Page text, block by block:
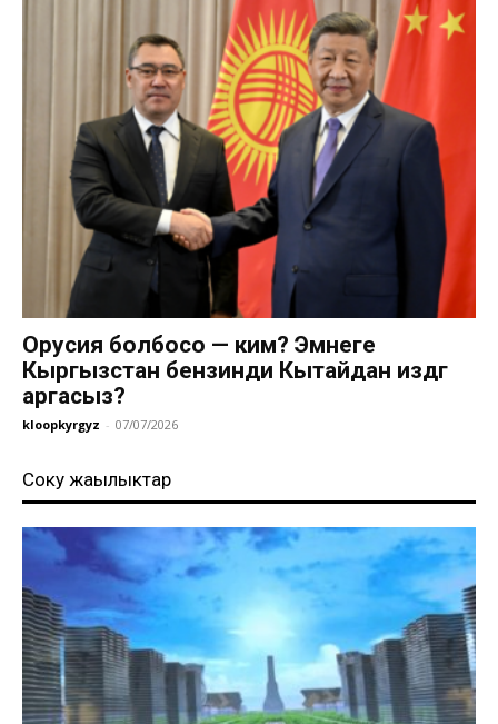
Орусия болбосо — ким? Эмнеге
Кыргызстан бензинди Кытайдан издөөгө
аргасыз?
kloopkyrgyz - 07/07/2026
Соңку жаңылыктар